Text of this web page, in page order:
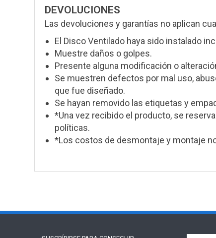
DEVOLUCIONES
Las devoluciones y garantías no aplican
El Disco Ventilado haya sido instalado
Muestre daños o golpes.
Presente alguna modificación o
Se muestren defectos por mal uso,
que fue diseñado.
Se hayan removido las etiquetas y
*Una vez recibido el producto, se
políticas.
*Los costos de desmontaje y montaje